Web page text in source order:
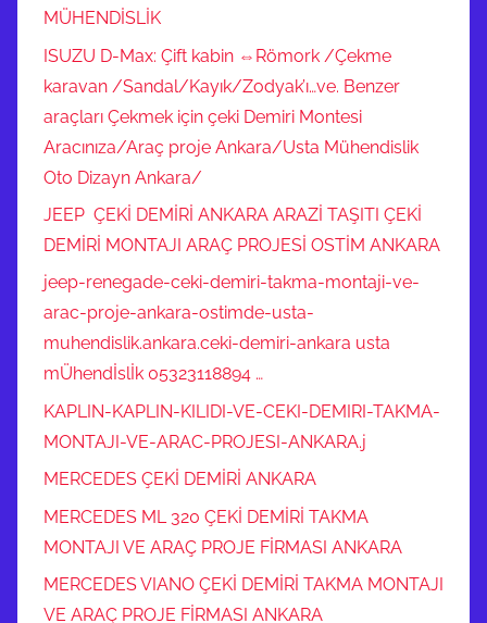
MÜHENDİSLİK
ISUZU D-Max: Çift kabin ⇔Römork /Çekme
karavan /Sandal/Kayık/Zodyak’ı…ve. Benzer
araçları Çekmek için çeki Demiri Montesi
Aracınıza/Araç proje Ankara/Usta Mühendislik
Oto Dizayn Ankara/
JEEP ÇEKİ DEMİRİ ANKARA ARAZİ TAŞITI ÇEKİ
DEMİRİ MONTAJI ARAÇ PROJESİ OSTİM ANKARA
jeep-renegade-ceki-demiri-takma-montaji-ve-
arac-proje-ankara-ostimde-usta-
muhendislik.ankara.ceki-demiri-ankara usta
mÜhendİslİk 05323118894 …
KAPLIN-KAPLIN-KILIDI-VE-CEKI-DEMIRI-TAKMA-
MONTAJI-VE-ARAC-PROJESI-ANKARA.j
MERCEDES ÇEKİ DEMİRİ ANKARA
MERCEDES ML 320 ÇEKİ DEMİRİ TAKMA
MONTAJI VE ARAÇ PROJE FİRMASI ANKARA
MERCEDES VIANO ÇEKİ DEMİRİ TAKMA MONTAJI
VE ARAÇ PROJE FİRMASI ANKARA